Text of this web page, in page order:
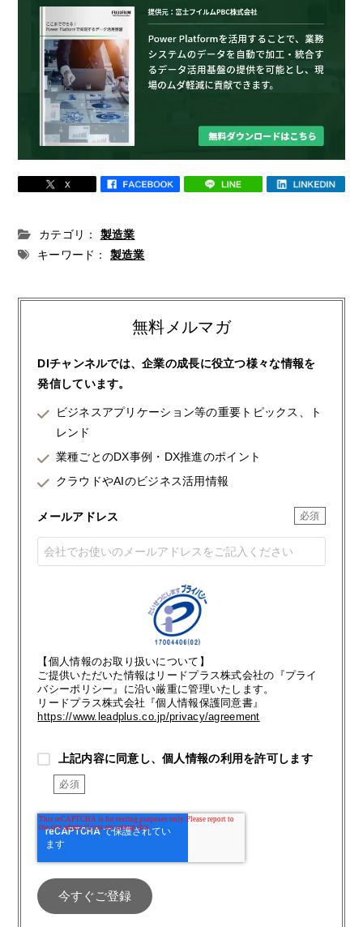
カテゴリ：
製造業
キーワード：
製造業
無料メルマガ
DIチャンネルでは、企業の成長に役立つ様々な情報を
発信しています。
ビジネスアプリケーション等の重要トピックス、ト
レンド
業種ごとのDX事例・DX推進のポイント
クラウドやAIのビジネス活用情報
メールアドレス
【個人情報のお取り扱いについて】
ご提供いただいた情報はリードプラス株式会社の『プライ
バシーポリシー』に沿い厳重に管理いたします。
リードプラス株式会社『個人情報保護同意書』
https://www.leadplus.co.jp/privacy/agreement
上記内容に同意し、個人情報の利用を許可します